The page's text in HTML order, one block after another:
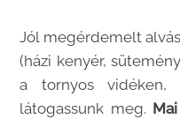
Jól megérdemelt
(házi kenyér,
a tornyos vidéken,
látogassunk meg.